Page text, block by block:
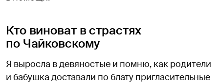
Кто виноват в страстях
по Чайковскому
Я выросла в девяностые и помню, как родители
и бабушка доставали по блату пригласительные